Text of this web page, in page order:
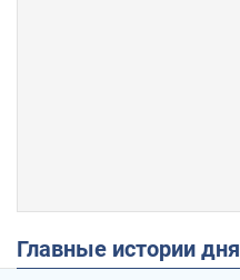
Главные истории дня